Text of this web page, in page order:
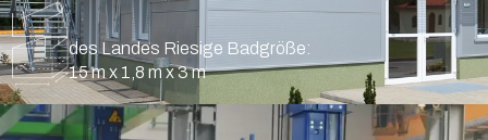
des Landes Riesige Badgröße:
15 m x 1,8 m x 3 m